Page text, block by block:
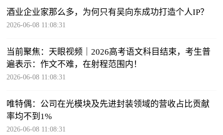
酒业企业家那么多，为何只有吴向东成功打造个人IP？
2026-06-08 11:08:31
当前聚焦：天眼视频｜2026高考语文科目结束，考生普
遍表示：作文不难，在射程范围内！
2026-06-08 11:08:31
唯特偶：公司在光模块及先进封装领域的营收占比贡献
率均不到1%
2026-06-08 11:08:31